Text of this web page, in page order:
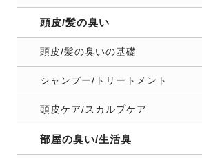
頭皮/髪の臭い
頭皮/髪の臭いの基礎
シャンプー/トリートメント
頭皮ケア/スカルプケア
部屋の臭い/生活臭